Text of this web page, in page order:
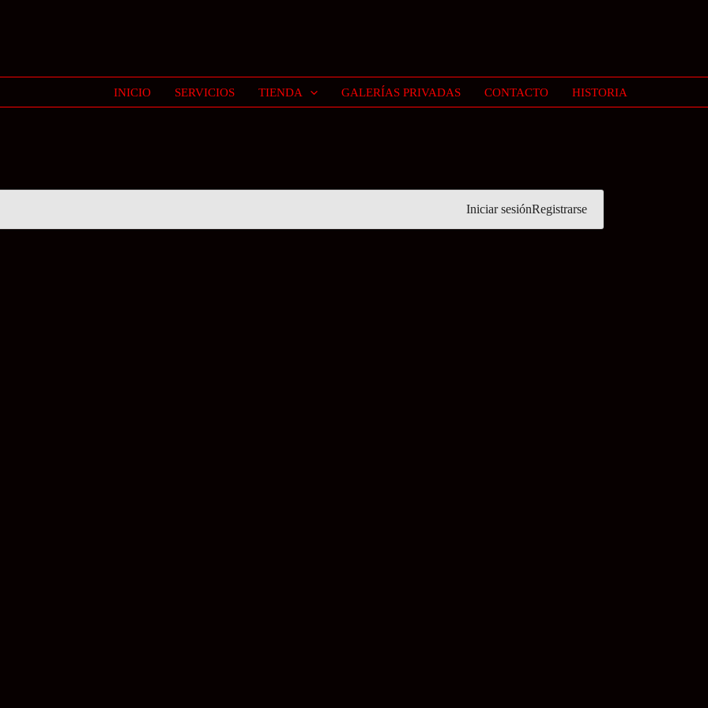
INICIO SERVICIOS TIENDA GALERÍAS PRIVADAS CONTACTO HISTORIA
Iniciar sesiónRegistrarse